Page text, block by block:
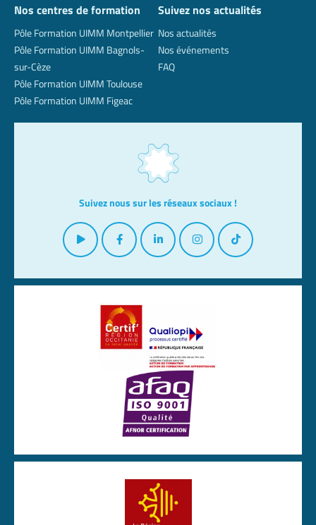
Nos centres de formation
Pôle Formation UIMM Montpellier
Pôle Formation UIMM Bagnols-
sur-Cèze
Pôle Formation UIMM Toulouse
Pôle Formation UIMM Figeac
Suivez nos actualités
Nos actualités
Nos événements
FAQ
Suivez nous sur les réseaux sociaux !